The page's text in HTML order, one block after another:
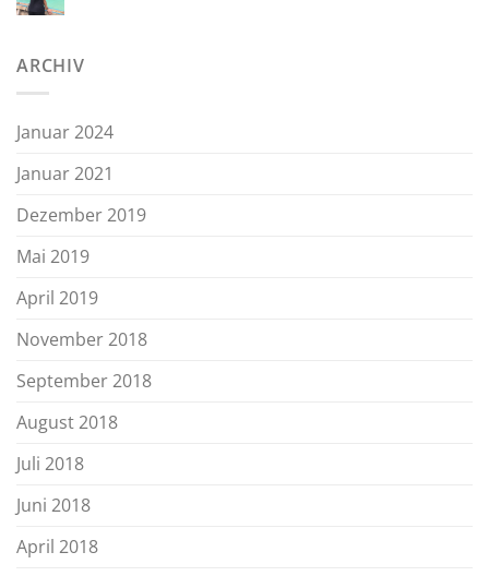
ARCHIV
Januar 2024
Januar 2021
Dezember 2019
Mai 2019
April 2019
November 2018
September 2018
August 2018
Juli 2018
Juni 2018
April 2018